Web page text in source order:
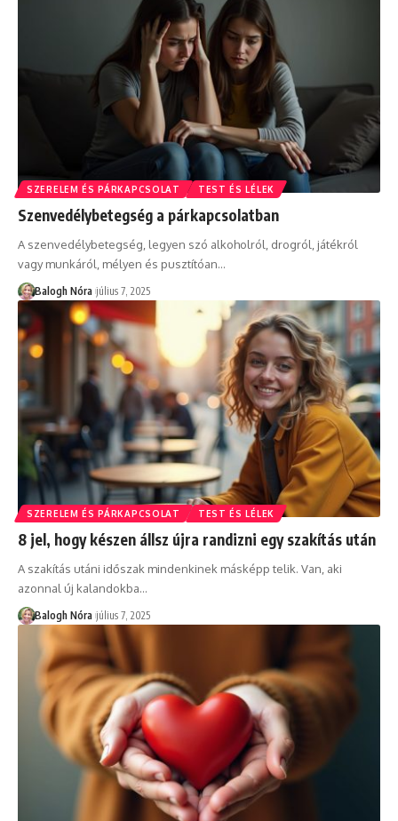
SZERELEM ÉS PÁRKAPCSOLAT TEST ÉS LÉLEK
Szenvedélybetegség a párkapcsolatban
A szenvedélybetegség, legyen szó alkoholról, drogról, játékról
vagy munkáról, mélyen és pusztítóan…
Balogh Nóra július 7, 2025
SZERELEM ÉS PÁRKAPCSOLAT TEST ÉS LÉLEK
8 jel, hogy készen állsz újra randizni egy szakítás után
A szakítás utáni időszak mindenkinek másképp telik. Van, aki
azonnal új kalandokba…
Balogh Nóra július 7, 2025